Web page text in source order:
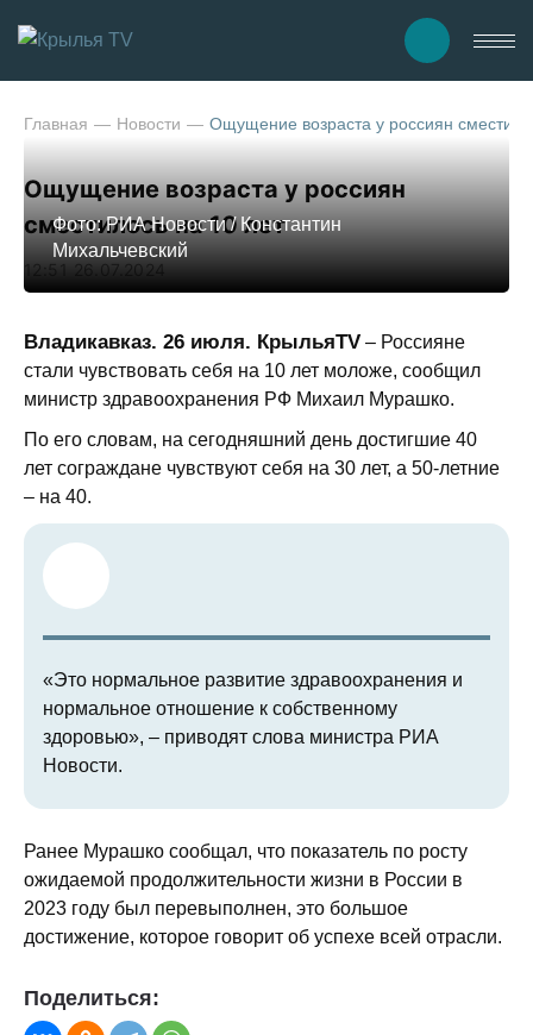
Главная Новости Ощущение возраста у россиян
Ощущение возраста у россиян
сместилось на 10 лет
12:51 26.07.2024
Фото: РИА Новости / Константин
Михальчевский
Владикавказ. 26 июля. КрыльяTV – Россияне
стали чувствовать себя на 10 лет моложе, сообщил
министр здравоохранения РФ Михаил Мурашко.
По его словам, на сегодняшний день достигшие 40
лет сограждане чувствуют себя на 30 лет, а 50-летние
– на 40.
«Это нормальное развитие здравоохранения и
нормальное отношение к собственному
здоровью», – приводят слова министра РИА
Новости.
Ранее Мурашко сообщал, что показатель по росту
ожидаемой продолжительности жизни в России в
2023 году был перевыполнен, это большое
достижение, которое говорит об успехе всей отрасли.
Поделиться: